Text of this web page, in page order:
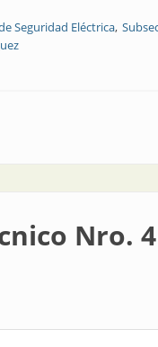
Seguridad Eléctrica
normativos de la
Nro.